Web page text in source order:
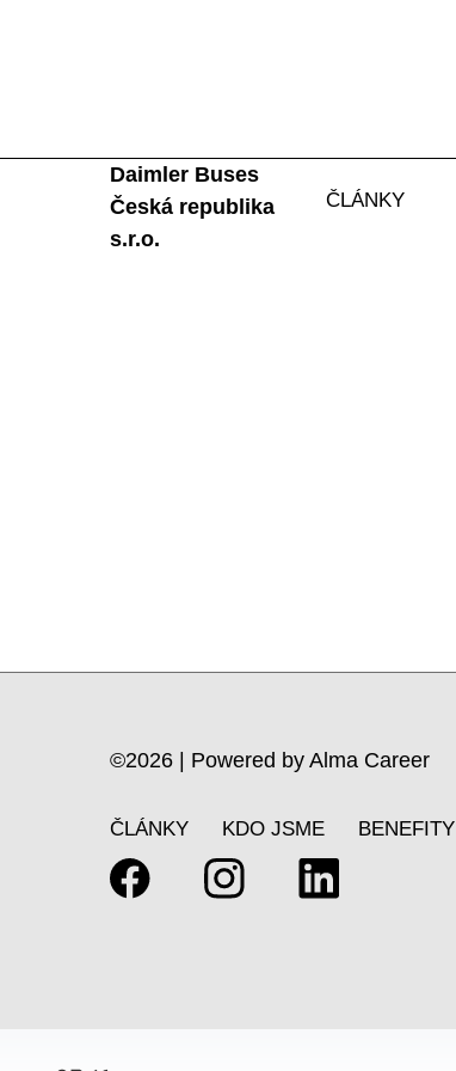
Daimler Buses
Česká republika
s.r.o.
ČLÁNKY
©2026 | Powered by Alma Career
ČLÁNKY KDO JSME BENEFITY